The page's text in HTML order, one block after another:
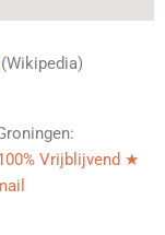
(Wikipedia)
Vrijblijvend ★